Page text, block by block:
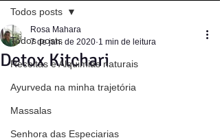
Todos posts
Receitas e Alquimias naturais
Ayurveda na minha trajetória
Massalas
Senhora das Especiarias
Todos posts
Detox Kitchari
Rosa Mahara
7 de jan. de 2020 1 min de leitura